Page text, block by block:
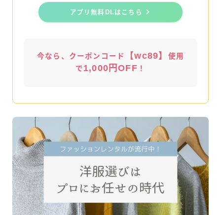
アプリ無料DLはこちら
今なら、クーポンコード 【wc89】
使用
で1,000円OFF ！